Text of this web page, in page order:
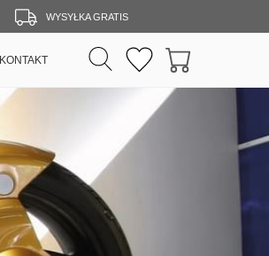
WYSYŁKA GRATIS
KONTAKT